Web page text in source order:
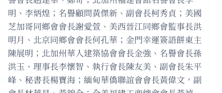
明、李炳煌；名譽顧問黃傑新、副會長柯秀貞；美國
芝加哥同鄉會會長謝愛萱、美西晉江同鄉會監事長洪
明月、北京同鄉會會長何孔華；金門幸運簽語餅東主
陳展明；北加州華人建築協會會長金強、名譽會長孫
洪玉、理事長李懷智、執行會長陳友美、副會長朱平
峰、秘書長楊寶海；緬甸華僑聯誼會會長黃偉文，副